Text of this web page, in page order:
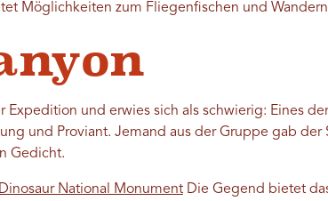
Möglichkeiten zum Fliegenfischen und
Expedition und erwies sich als schwierig: Eines
und Proviant. Jemand aus der Gruppe gab der
Gedicht.
Dinosaur National MonumentDie Gegend bietet